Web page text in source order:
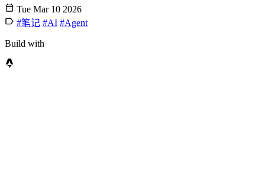
Tue Mar 10 2026
#笔记 #AI #Agent
Build with